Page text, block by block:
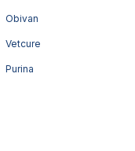
Obivan
Vetcure
Purina